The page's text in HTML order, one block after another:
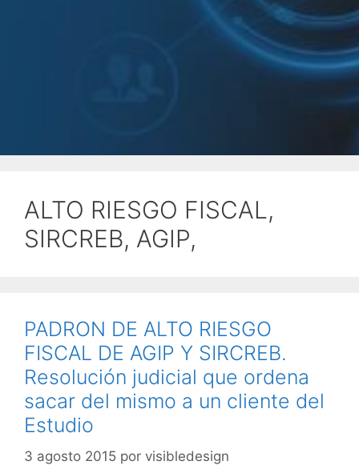
ALTO RIESGO FISCAL,
SIRCREB, AGIP,
PADRON DE ALTO RIESGO
FISCAL DE AGIP Y SIRCREB.
Resolución judicial que ordena
sacar del mismo a un cliente del
Estudio
3 agosto 2015 por visibledesign